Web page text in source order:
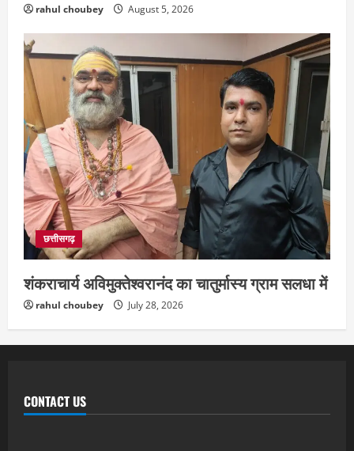
rahul choubey August 5, 2026
छत्तीसगढ़
शंकराचार्य अविमुक्तेश्वरानंद का चातुर्मास्य ग्राम सलधा में
rahul choubey July 28, 2026
CONTACT US